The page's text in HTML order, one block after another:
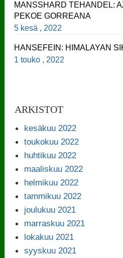
MANSSHARD TEHANDEL:
PEKOE GORREANA
5 kesä , 2022
HANSEFEIN: HIMALAYAN
1 touko , 2022
ARKISTOT
kesäkuu 2022
toukokuu 2022
huhtikuu 2022
maaliskuu 2022
helmikuu 2022
tammikuu 2022
joulukuu 2021
marraskuu 2021
lokakuu 2021
syyskuu 2021